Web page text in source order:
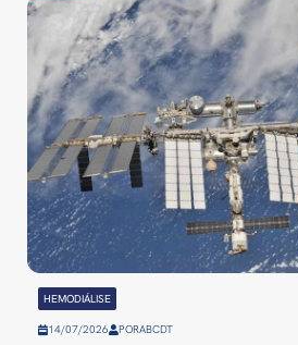
HEMODIÁLISE
14/07/2026 PORABCDT